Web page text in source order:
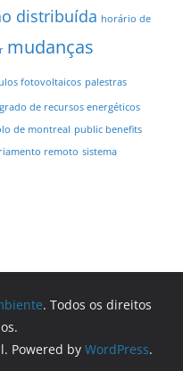
distribuída horário de
mudanças
fotovoltaicos palestras
de recursos energéticos
de montreal public benefits
remoto sistema
. Todos os direitos
Powered by WordPress.